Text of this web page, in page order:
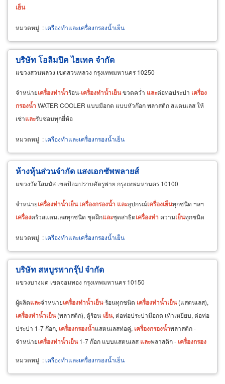
เย็น
หมวดหมู่ : เครื่องทำและเครื่องกรองน้ำเย็น
บริษัท โอลิมปิค ไฮเทค จำกัด
แขวงสวนหลวง เขตสวนหลวง กรุงเทพมหานคร 10250
จำหน่ายเครื่องทำน้ำร้อน-เครื่องทำน้ำเย็นขวดคว่ำ และต่อท่อประปา เครื่อง
กรองน้ำ WATER COOLER แบบมือกด แบบหัวก๊อก พลาสติก สแตนเลส ให้
เช่าและรับซ่อมทุกยี่ห้อ
หมวดหมู่ : เครื่องทำและเครื่องกรองน้ำเย็น
ห้างหุ้นส่วนจำกัด แสงเอกซัพพลายส์
แขวงวัดโสมนัส เขตป้อมปราบศัตรูพ่าย กรุงเทพมหานคร 10100
จำหน่ายเครื่องทำน้ำเย็น เครื่องกรองน้ำ และอุปกรณ์เครื่องเย็นทุกชนิด ฯลฯ
เครื่องครัวสแตนเลสทุกชนิด ชุดฝึกและชุดสาธิตเครื่องทำ ความเย็นทุกชนิด
หมวดหมู่ : เครื่องทำและเครื่องกรองน้ำเย็น
บริษัท สหบูรพากรุ๊ป จำกัด
แขวงบางมด เขตจอมทอง กรุงเทพมหานคร 10150
ผู้ผลิตและจำหน่ายเครื่องทำน้ำเย็น-ร้อนทุกชนิด เครื่องทำน้ำเย็น(แสตนเลส),
เครื่องทำน้ำเย็น(พลาสติก), ตู้ร้อน-เย็น, ต่อท่อประปามือกด เท้าเหยียบ, ต่อท่อ
ประปา 1-7 ก๊อก, เครื่องกรองน้ำแสตนเลสท่อคู่, เครื่องกรองน้ำพลาสติก -
จำหน่ายเครื่องทำน้ำเย็น1-7 ก๊อก แบบแสตนเลส และพลาสติก - เครื่องกรอง
หมวดหมู่ : เครื่องทำและเครื่องกรองน้ำเย็น